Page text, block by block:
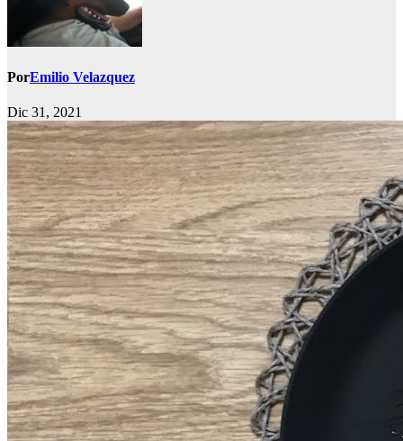
PorEmilio Velazquez
Dic 31, 2021